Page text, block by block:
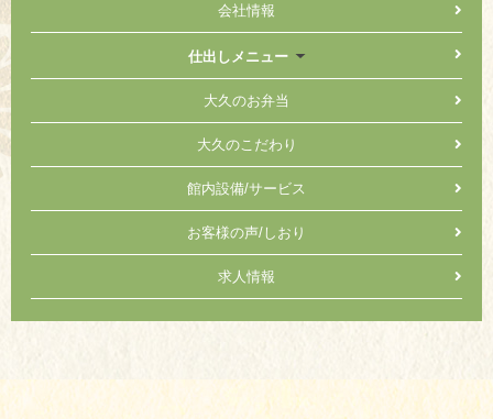
会社情報
仕出しメニュー
大久のお弁当
大久のこだわり
館内設備/サービス
お客様の声/しおり
求人情報